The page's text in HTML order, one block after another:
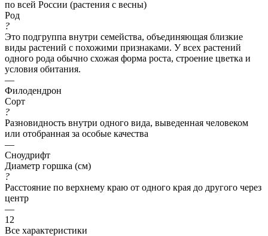
по всей России (растения с весны)
Род
?
Это подгруппа внутри семейства, объединяющая близкие
виды растений с похожими признаками. У всех растений
одного рода обычно схожая форма роста, строение цветка и
условия обитания.
—
Филодендрон
Сорт
?
Разновидность внутри одного вида, выведенная человеком
или отобранная за особые качества
—
Сноудрифт
Диаметр горшка (см)
?
Расстояние по верхнему краю от одного края до другого через
центр
—
12
Все характеристики